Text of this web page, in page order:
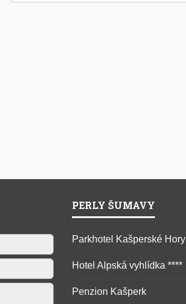
PERLY ŠUMAVY
Parkhotel Kašperské Hory
Hotel Alpská vyhlídka ****
Penzion Kašperk